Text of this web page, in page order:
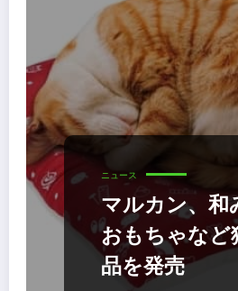
ニュース
マルカン、和
おもちゃなど
品を発売